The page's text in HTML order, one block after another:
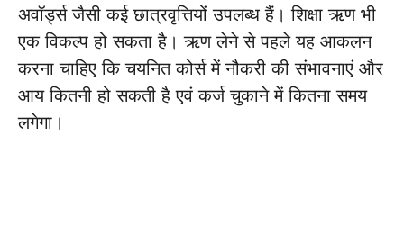
अवॉर्ड्स जैसी कई छात्रवृत्तियों उपलब्ध हैं। शिक्षा ऋण भी
एक विकल्प हो सकता है। ऋण लेने से पहले यह आकलन
करना चाहिए कि चयनित कोर्स में नौकरी की संभावनाएं और
आय कितनी हो सकती है एवं कर्ज चुकाने में कितना समय
लगेगा।